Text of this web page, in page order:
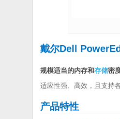
戴尔Dell
规模适当的内存和存储密
适应性强、高效，且支持
产品特性